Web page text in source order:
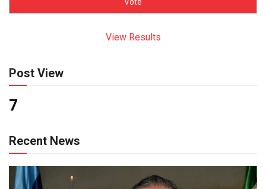
View Results
Post View
7
Recent News